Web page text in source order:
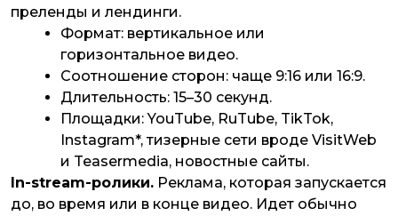
преленды и лендинги.
Формат: вертикальное или
горизонтальное видео.
Соотношение сторон: чаще 9:16 или 16:9.
Длительность: 15–30 секунд.
Площадки: YouTube, RuTube, TikTok,
Instagram*, тизерные сети вроде VisitWeb
и Teasermedia, новостные сайты.
In-stream-ролики. Реклама, которая запускается
до, во время или в конце видео. Идет обычно